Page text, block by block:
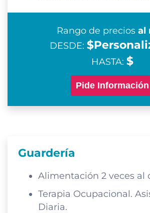
Rango de precios al
DESDE:
HASTA: $
Pide Información
Guardería
Alimentación 2 veces al
Terapia Ocupacional.
Diaria.